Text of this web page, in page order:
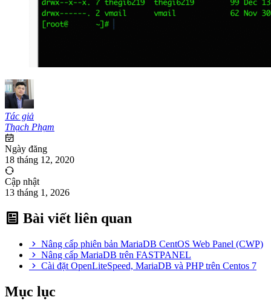
Tác giả
Thạch Phạm
Ngày đăng
18 tháng 12, 2020
Cập nhật
13 tháng 1, 2026
Bài viết liên quan
Nâng cấp phiên bản MariaDB CentOS Web Panel (CWP)
Nâng cấp MariaDB trên FASTPANEL
Cài đặt OpenLiteSpeed, MariaDB và PHP trên Centos 7
Mục lục